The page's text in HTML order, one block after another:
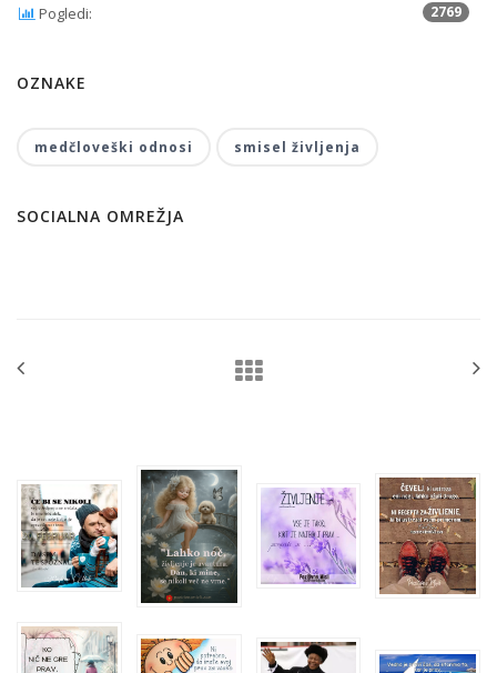
Pogledi: 2769
OZNAKE
medčloveški odnosi smisel življenja
SOCIALNA OMREŽJA